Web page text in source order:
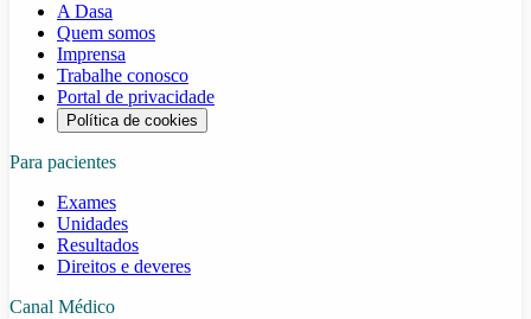
A Dasa
Quem somos
Imprensa
Trabalhe conosco
Portal de privacidade
Política de cookies
Para pacientes
Exames
Unidades
Resultados
Direitos e deveres
Canal Médico